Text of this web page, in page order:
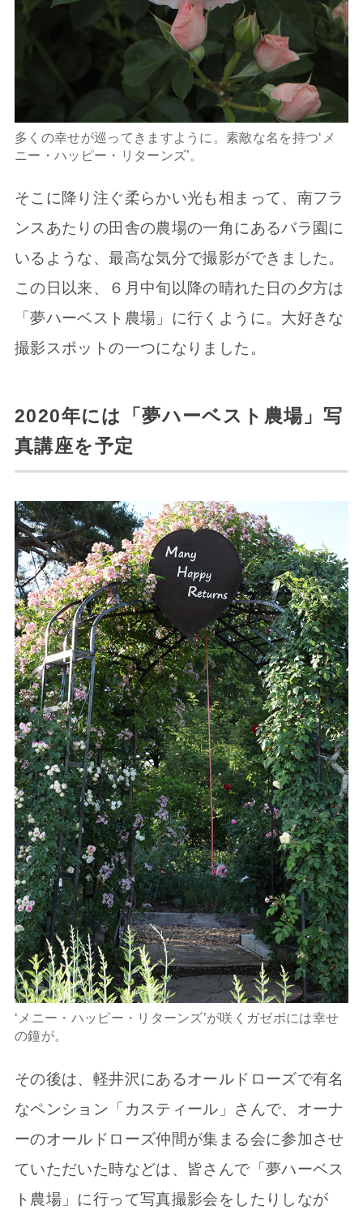
多くの幸せが巡ってきますように。素敵な名を持つ‘メ
ニー・ハッピー・リターンズ’。
そこに降り注ぐ柔らかい光も相まって、南フラ
ンスあたりの田舎の農場の一角にあるバラ園に
いるような、最高な気分で撮影ができました。
この日以来、６月中旬以降の晴れた日の夕方は
「夢ハーベスト農場」に行くように。大好きな
撮影スポットの一つになりました。
2020年には「夢ハーベスト農場」写
真講座を予定
‘メニー・ハッピー・リターンズ’が咲くガゼボには幸せ
の鐘が。
その後は、軽井沢にあるオールドローズで有名
なペンション「カスティール」さんで、オーナ
ーのオールドローズ仲間が集まる会に参加させ
ていただいた時などは、皆さんで「夢ハーベス
ト農場」に行って写真撮影会をしたりしなが